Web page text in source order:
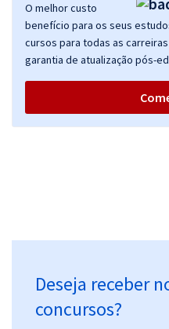
Prefeitura de Mendes Pimentel
ou 12x
O melhor custo
benefício para os seus
cursos para todas as
garantia de atualização pós-
Deseja receber
concursos?